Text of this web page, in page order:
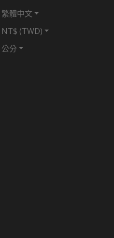
繁體中文
NT$ (TWD)
公分